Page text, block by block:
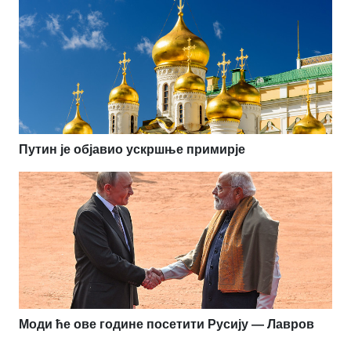
Путин је објавио ускршње примирје
Моди ће ове године посетити Русију — Лавров